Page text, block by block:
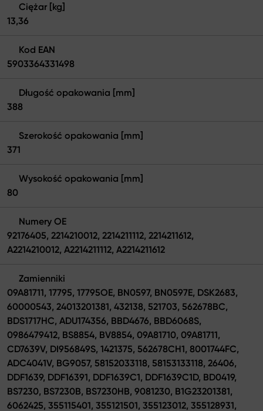
Ciężar [kg]
13,36
Kod EAN
5903364331498
Długość opakowania [mm]
388
Szerokość opakowania [mm]
371
Wysokość opakowania [mm]
80
Numery OE
92176405, 2214210012, 2214211112, 2214211612,
A2214210012, A2214211112, A2214211612
Zamienniki
09A81711, 17795, 17795OE, BN0597, BN0597E, DSK2683,
60000543, 24013201381, 432138, 521703, 562678BC,
BDS1717HC, ADU174356, BBD4676, BBD6068S,
0986479412, BS8854, BV8854, 09A81710, 09A81711,
CD7639V, DI956849S, 1421375, 562678CH1, 8001744FC,
ADC4041V, BG9057, 58152033118, 58153133118, 26406,
DDF1639, DDF16391, DDF1639C1, DDF1639C1D, BD0419,
BS7230, BS7230B, BS7230HB, 9081230, B1G23201381,
6062425, 355115401, 355121501, 355123012, 355128931,